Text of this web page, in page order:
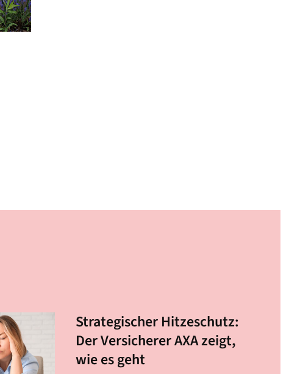
Strategischer Hitzeschutz:
Der Versicherer AXA zeigt,
wie es geht